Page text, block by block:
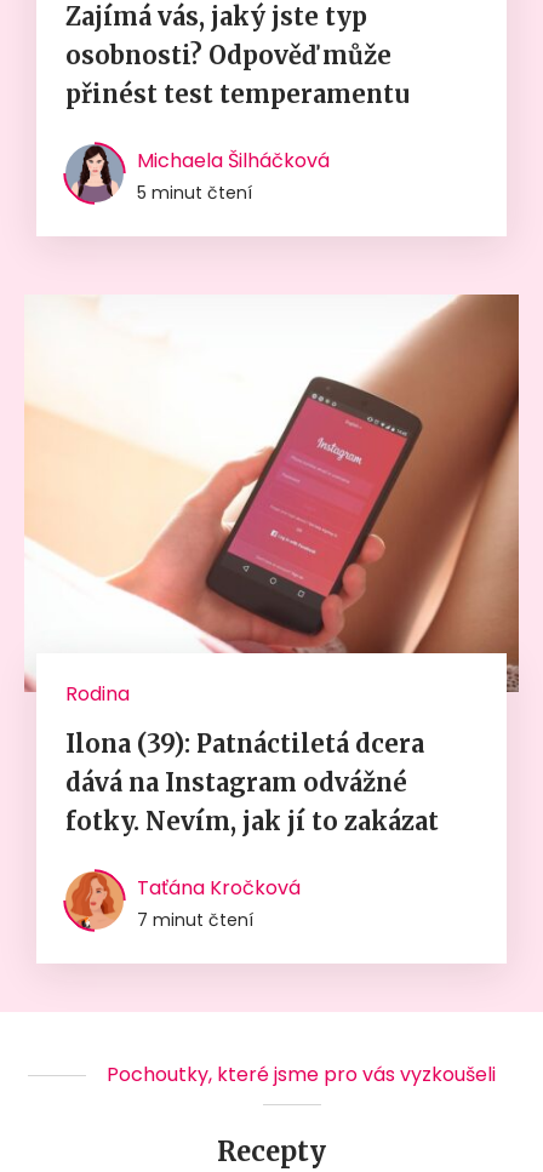
Zajímá vás, jaký jste typ
osobnosti? Odpověď může
přinést test temperamentu
Michaela Šilháčková
5 minut čtení
Rodina
Ilona (39): Patnáctiletá dcera
dává na Instagram odvážné
fotky. Nevím, jak jí to zakázat
Taťána Kročková
7 minut čtení
Pochoutky, které jsme pro vás vyzkoušeli
Recepty